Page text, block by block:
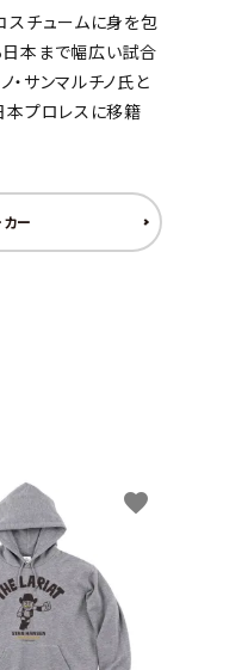
スチュームに身を包
日本まで幅広い試合
サンマルチノ氏と
本プロレスに移籍
ー
favorite